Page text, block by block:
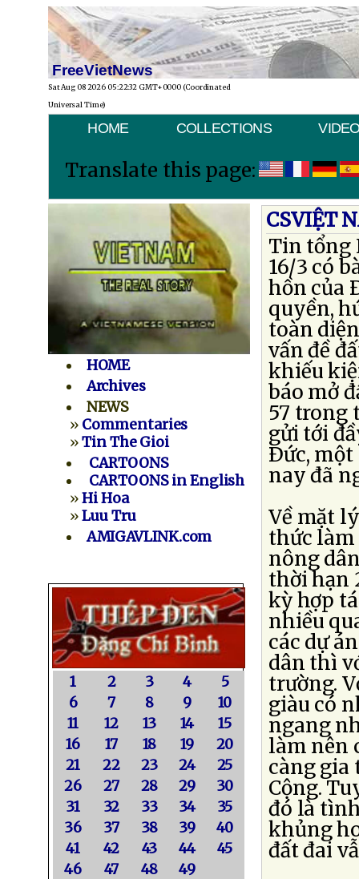
FreeVietNews
Sat Aug 08 2026 05:22:32 GMT+0000 (Coordinated
Universal Time)
HOME COLLECTIONS
Translate this page:
HOME
Archives
NEWS
» Commentaries
»Tin The Gioi
CARTOONS
CARTOONS in English
»Hi Hoa
»Luu Tru
AMIGAVLINK.com
1 2 3 4
5
6
7 8 9
10
11
12 13 14
15
16
17 18 19
20
21
22 23 24
25
26
27 28 29
30
31
32 33 34
35
36
37 38 39
40
41
42 43 44
45
46
47 48 49
CSVIỆT
Tin tổng
16/3 có
hồn của
quyền,
toàn
vấn đề
khiếu
báo mở
57 trong
gửi tới
Ðức, một
nay đã
Về mặt
thức làm
nông
thời hạn
kỳ hợp
nhiều
các dự
dân thì
trường.
giàu có
ngang
làm nên
càng
Cộng.
đó là
khủng
đất đai